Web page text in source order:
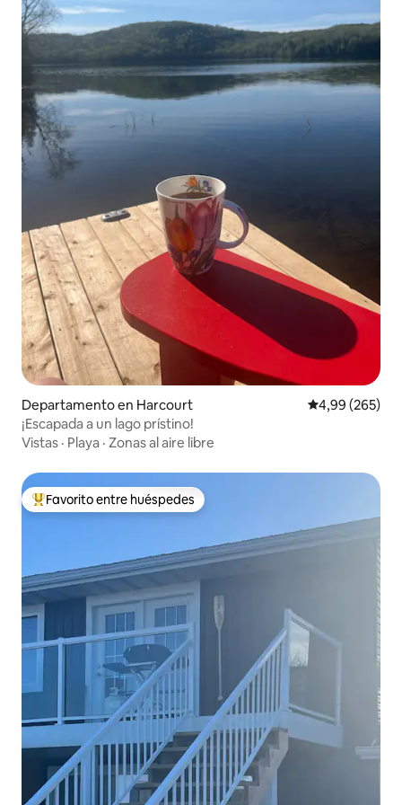
Departamento en Harcourt Calificación
4,99 (265)
¡Escapada a un lago prístino!
Vistas · Playa · Zonas al aire libre
Favorito entre los huéspedes más destacados
Favorito entre huéspedes